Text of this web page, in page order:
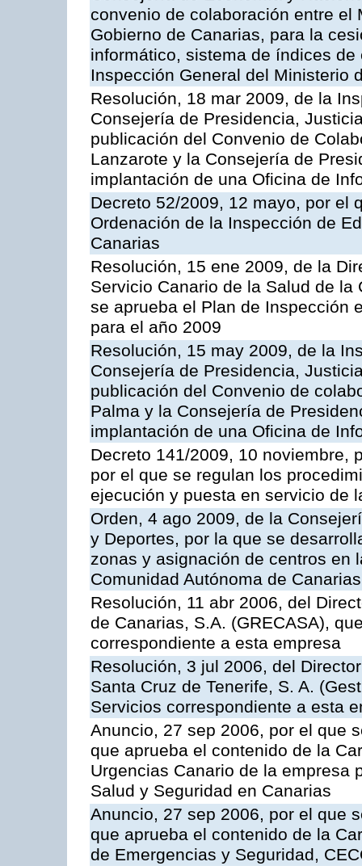
convenio de colaboración entre
Gobierno de Canarias, para la
informático, sistema de índices
Inspección General del Ministerio
Resolución, 18 mar 2009, de la
Consejería de Presidencia,
publicación del Convenio de
Lanzarote y la Consejería de
implantación de una Oficina de
Decreto 52/2009, 12 mayo, por el
Ordenación de la Inspección de
Canarias
Resolución, 15 ene 2009, de la
Servicio Canario de la Salud de
se aprueba el Plan de Inspección
para el año 2009
Resolución, 15 may 2009, de la
Consejería de Presidencia,
publicación del Convenio de
Palma y la Consejería de
implantación de una Oficina de
Decreto 141/2009, 10 noviembre,
por el que se regulan los
ejecución y puesta en servicio de
Orden, 4 ago 2009, de la
y Deportes, por la que se
zonas y asignación de centros en
Comunidad Autónoma de Canarias
Resolución, 11 abr 2006, del
de Canarias, S.A. (GRECASA),
correspondiente a esta empresa
Resolución, 3 jul 2006, del
Santa Cruz de Tenerife, S. A.
Servicios correspondiente a esta
Anuncio, 27 sep 2006, por el que
que aprueba el contenido de la
Urgencias Canario de la empresa
Salud y Seguridad en Canarias
Anuncio, 27 sep 2006, por el que
que aprueba el contenido de la
de Emergencias y Seguridad,